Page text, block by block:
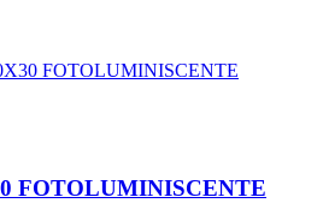
FOTOLUMINISCENTE